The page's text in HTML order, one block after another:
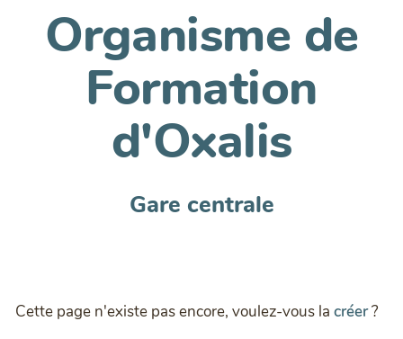
Organisme de
Formation
d'Oxalis
Gare centrale
Cette page n'existe pas encore, voulez-vous la créer?